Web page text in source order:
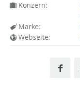
Konzern:
Marke:
Webseite: